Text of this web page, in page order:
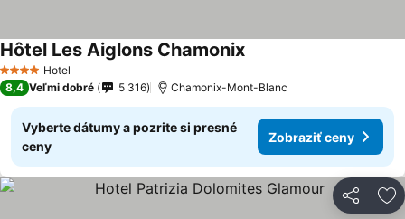
4 Počet hviezdičiek
Hotel
Hôtel Les Aiglons ChamonixZobraziť ceny
8,4 Veľmi dobré 5 316 Chamonix-Mont-Blanc
Vyberte dátumy a pozrite si presné
ceny
Zobraziť ceny
Zdieľať